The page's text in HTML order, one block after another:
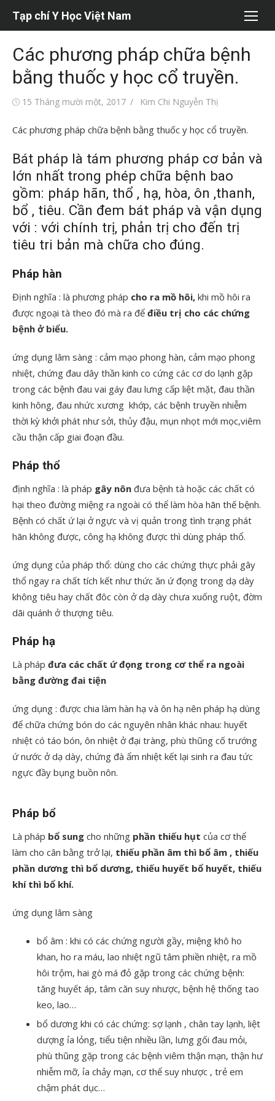
dung
Tạp chí Y Học Việt Nam
Các phương pháp chữa bệnh
bằng thuốc y học cổ truyền.
Đăng15 Tháng mười một, 2017
Tác
Kim Chi Nguyễn Thị
Các phương pháp chữa bệnh bằng thuốc y học cổ truyền.
Bát pháp là tám phương pháp cơ bản và
lớn nhất trong phép chữa bệnh bao
gồm: pháp hãn, thổ , hạ, hòa, ôn ,thanh,
bổ , tiêu. Cần đem bát pháp và vận dụng
với : với chính trị, phản trị cho đến trị
tiêu tri bản mà chữa cho đúng.
Pháp hàn
Định nghĩa : là phương pháp cho ra mồ hôi, khi mồ hôi ra
được ngoại tà theo đó mà ra để điều trị cho các chứng
bệnh ở biểu.
ứng dụng lâm sàng : cảm mạo phong hàn, cảm mạo phong
nhiệt, chứng đau dây thần kinh co cứng các cơ do lạnh gặp
trong các bệnh đau vai gáy đau lưng cấp liệt mặt, đau thần
kinh hông, đau nhức xương khớp, các bệnh truyền nhiễm
thời kỳ khởi phát như sởi, thủy đậu, mụn nhọt mới mọc,viêm
cầu thận cấp giai đoạn đầu.
Pháp thổ
định nghĩa : là pháp gây nôn đưa bệnh tà hoặc các chất có
hại theo đường miệng ra ngoài có thể làm hòa hãn thế bệnh.
Bệnh có chất ứ lại ở ngực và vị quản trong tình trạng phát
hãn không được, công hạ không được thì dùng pháp thổ.
ứng dụng của pháp thổ: dùng cho các chứng thực phải gây
thổ ngay ra chất tích kết như thức ăn ứ đọng trong dạ dày
không tiêu hay chất đôc còn ở dạ dày chưa xuống ruột, đờm
dãi quánh ở thượng tiêu.
Pháp hạ
Là pháp đưa các chất ứ đọng trong cơ thể ra ngoài
bằng đường đai tiện
ứng dụng : được chia làm hàn hạ và ôn hạ nên pháp hạ dùng
để chữa chứng bón do các nguyên nhân khác nhau: huyết
nhiệt có táo bón, ôn nhiệt ở đại tràng, phù thũng cố trướng
ứ nước ở dạ dày, chứng đà ẩm nhiệt kết lại sinh ra đau tức
ngực đầy bụng buồn nôn.
Pháp bổ
Là pháp bổ sung cho những phần thiếu hụt của cơ thể
làm cho cân bằng trở lại, thiếu phần âm thì bổ âm , thiếu
phần dương thì bổ dương, thiếu huyết bổ huyết, thiếu
khí thì bổ khí.
ứng dụng lâm sàng
bổ âm : khi có các chứng người gầy, miệng khô ho
khan, ho ra máu, lao nhiệt ngũ tâm phiền nhiệt, ra mồ
hôi trộm, hai gò má đỏ gặp trong các chứng bệnh:
tăng huyết áp, tâm căn suy nhược, bệnh hệ thống tao
keo, lao…
bổ dương khi có các chứng: sợ lạnh , chân tay lạnh, liệt
dượng ỉa lỏng, tiểu tiện nhiều lần, lưng gối đau mỏi,
phù thũng gặp trong các bệnh viêm thận mạn, thận hư
nhiễm mỡ, ỉa chảy mạn, cơ thể suy nhược , trẻ em
chậm phát dục…